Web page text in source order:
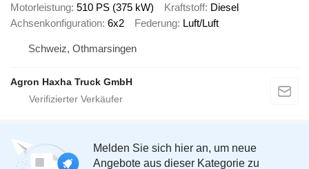
Motorleistung 510 PS (375 kW) Kraftstoff Diesel
Achsenkonfiguration 6x2 Federung Luft/Luft
Schweiz, Othmarsingen
Agron Haxha Truck GmbH
Melden Sie sich hier an, um neue
Angebote aus dieser Kategorie zu